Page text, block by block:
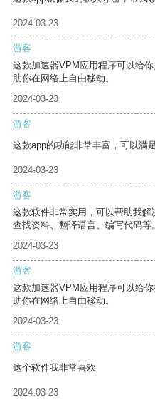
2024-03-23
游客
这款加速器VPM应用程序可以给
助你在网络上自由移动。
2024-03-23
游客
这款app的功能非常丰富，可以满
2024-03-23
游客
这款软件非常实用，可以帮助我
查找资料、翻译语言、编写代码等。
2024-03-23
游客
这款加速器VPM应用程序可以给
助你在网络上自由移动。
2024-03-23
游客
这个软件我非常喜欢
2024-03-23